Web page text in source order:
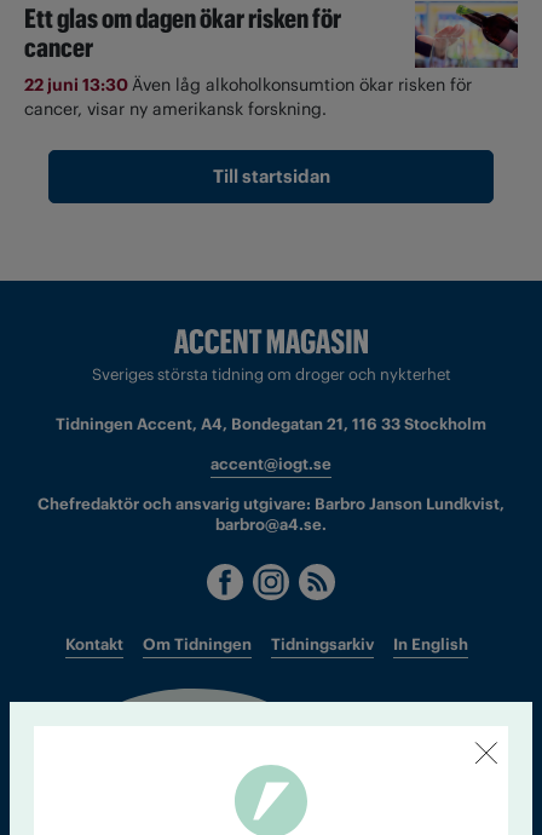
Ett glas om dagen ökar risken för
cancer
22 juni 13:30Även låg alkoholkonsumtion ökar risken för
cancer, visar ny amerikansk forskning.
Till startsidan
Sveriges största tidning om droger och nykterhet
Tidningen Accent, A4, Bondegatan 21, 116 33 Stockholm
accent@iogt.se
Chefredaktör och ansvarig utgivare: Barbro Janson Lundkvist,
barbro@a4.se.
Kontakt Om Tidningen Tidningsarkiv In English